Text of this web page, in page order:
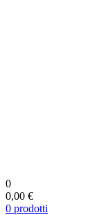
0
0,00 €
0 prodotti